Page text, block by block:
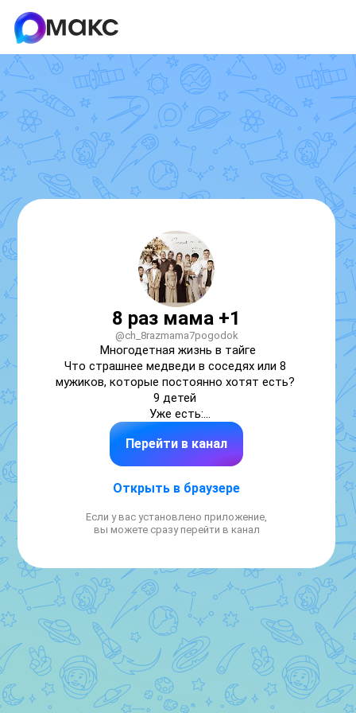
8 раз мама +1
@ch_8razmama7pogodok
Многодетная жизнь в тайге
Что страшнее медведи в соседях или 8
мужиков, которые постоянно хотят есть?
9 детей
Уже есть:
8 мальчиков
7 погодок
https://max.ru/u/
Перейти в канал
Открыть в браузере
Если у вас установлено приложение,
вы можете сразу перейти в канал